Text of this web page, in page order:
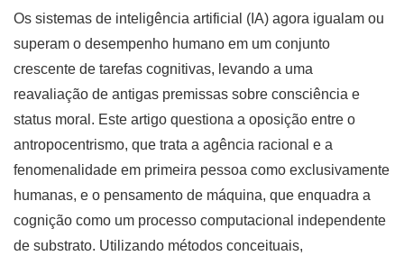
Os sistemas de inteligência artificial (IA) agora igualam ou
superam o desempenho humano em um conjunto
crescente de tarefas cognitivas, levando a uma
reavaliação de antigas premissas sobre consciência e
status moral. Este artigo questiona a oposição entre o
antropocentrismo, que trata a agência racional e a
fenomenalidade em primeira pessoa como exclusivamente
humanas, e o pensamento de máquina, que enquadra a
cognição como um processo computacional independente
de substrato. Utilizando métodos conceituais,